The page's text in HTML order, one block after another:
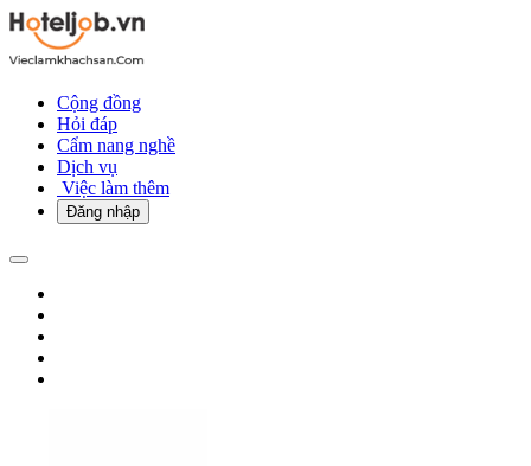
Cộng đồng
Hỏi đáp
Cẩm nang nghề
Dịch vụ
Việc làm thêm
Đăng nhập